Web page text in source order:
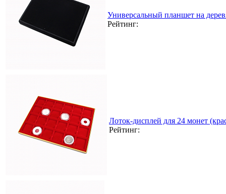
Универсальный планшет на
Рейтинг:
Лоток-дисплей для 24 монет
Рейтинг: